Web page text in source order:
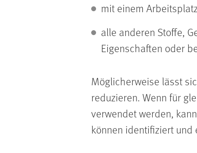
mit einem
alle anderen Stoffe,
Eigenschaften oder
Möglicherweise lässt
reduzieren. Wenn für
verwendet werden,
können identifiziert und